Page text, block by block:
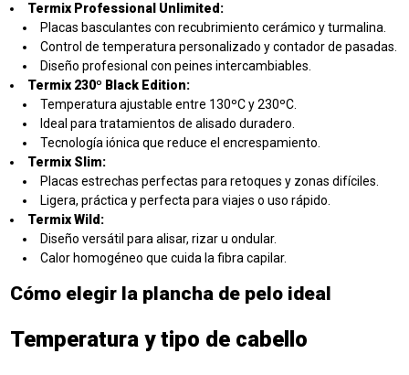
Termix Professional Unlimited :
Placas basculantes con recubrimiento cerámico y turmalina.
Control de temperatura personalizado y contador de pasadas.
Diseño profesional con peines intercambiables.
Termix 230º Black Edition:
Temperatura ajustable entre 130ºC y 230ºC.
Ideal para tratamientos de alisado duradero.
Tecnología iónica que reduce el encrespamiento.
Termix Slim:
Placas estrechas perfectas para retoques y zonas difíciles.
Ligera, práctica y perfecta para viajes o uso rápido.
Termix Wild :
Diseño versátil para alisar, rizar u ondular.
Calor homogéneo que cuida la fibra capilar.
Cómo elegir la plancha de pelo ideal
Temperatura y tipo de cabello